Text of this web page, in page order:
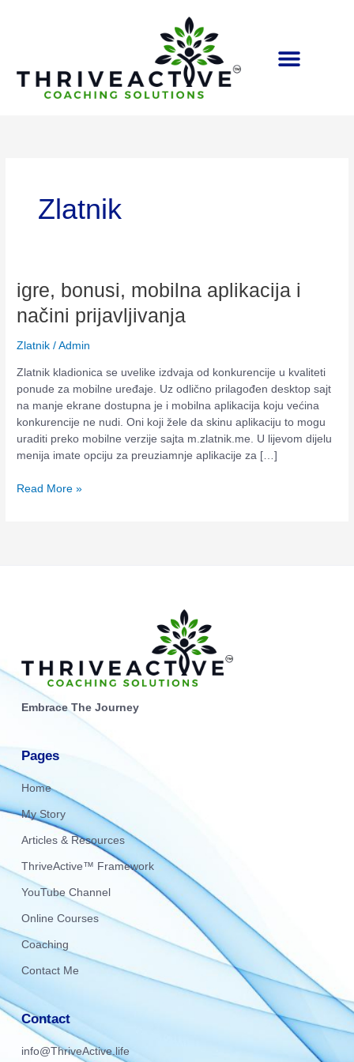
Zlatnik
igre, bonusi, mobilna aplikacija i
načini prijavljivanja
Zlatnik /Admin
Zlatnik kladionica se uvelike izdvaja od konkurencije u kvaliteti
ponude za mobilne uređaje. Uz odlično prilagođen desktop sajt
na manje ekrane dostupna je i mobilna aplikacija koju većina
konkurencije ne nudi. Oni koji žele da skinu aplikaciju to mogu
uraditi preko mobilne verzije sajta m.zlatnik.me. U lijevom dijelu
menija imate opciju za preuziamnje aplikacije za […]
igre,
bonusi,
mobilna
i
načini
prijavljivanja
Read More »
Embrace The Journey
Pages
Home
My Story
Articles & Resources
ThriveActive™ Framework
YouTube Channel
Online Courses
Coaching
Contact Me
Contact
info@ThriveActive.life